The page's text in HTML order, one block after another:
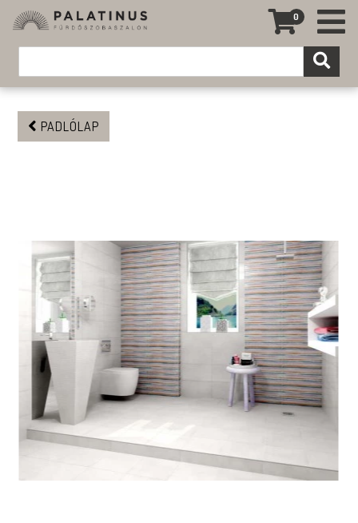
0
PADLÓLAP